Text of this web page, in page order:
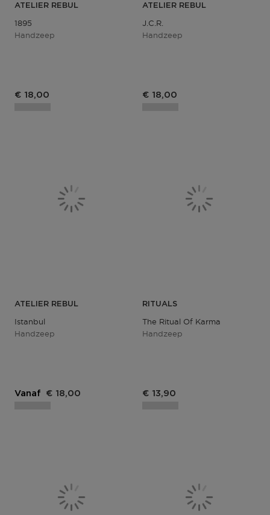
ATELIER REBUL
1895
Handzeep
€ 18,00
ATELIER REBUL
J.c.r.
Handzeep
€ 18,00
ATELIER REBUL
Istanbul
Handzeep
Vanaf € 18,00
RITUALS
The Ritual Of Karma
Handzeep
€ 13,90